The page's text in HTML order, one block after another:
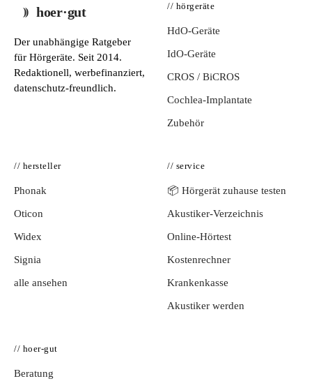
hoer·gut
Der unabhängige Ratgeber
für Hörgeräte. Seit 2014.
Redaktionell, werbefinanziert,
datenschutz-freundlich.
// hörgeräte
HdO-Geräte
IdO-Geräte
CROS / BiCROS
Cochlea-Implantate
Zubehör
// hersteller
Phonak
Oticon
Widex
Signia
alle ansehen
// service
📦 Hörgerät zuhause testen
Akustiker-Verzeichnis
Online-Hörtest
Kostenrechner
Krankenkasse
Akustiker werden
// hoer-gut
Beratung